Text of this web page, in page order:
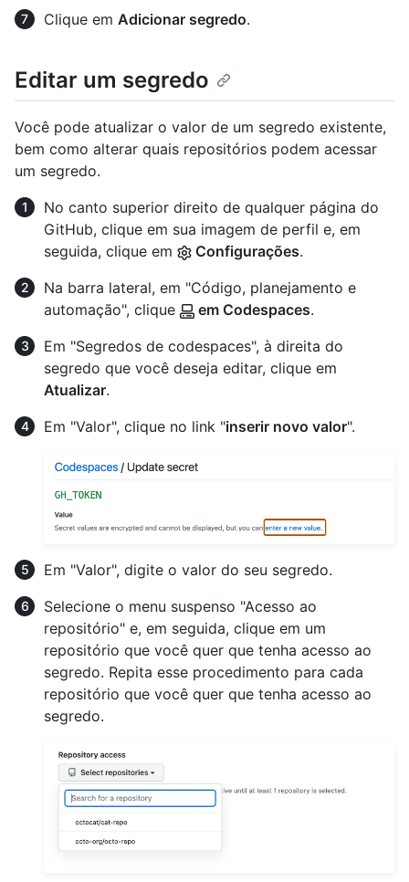
Clique em Adicionar segredo.
Editar um segredo
Você pode atualizar o valor de um segredo existente,
bem como alterar quais repositórios podem acessar
um segredo.
No canto superior direito de qualquer página do
GitHub, clique em sua imagem de perfil e, em
seguida, clique em
Configurações.
Na barra lateral, em "Código, planejamento e
automação", clique
em Codespaces.
Em "Segredos de codespaces", à direita do
segredo que você deseja editar, clique em
Atualizar.
Em "Valor", clique no link "inserir novo valor".
Em "Valor", digite o valor do seu segredo.
Selecione o menu suspenso "Acesso ao
repositório" e, em seguida, clique em um
repositório que você quer que tenha acesso ao
segredo. Repita esse procedimento para cada
repositório que você quer que tenha acesso ao
segredo.